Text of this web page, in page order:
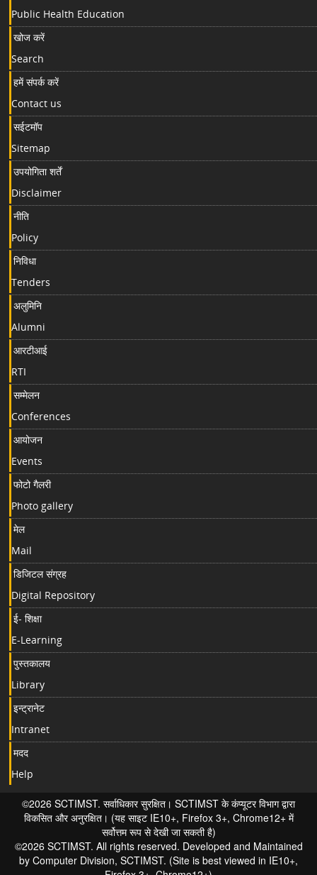
Public Health Education
खोज करें
Search
हमें संपर्क करें
Contact us
सईटमॉप
Sitemap
उपयोगिता शर्तें
Disclaimer
नीति
Policy
निविधा
Tenders
अलुमिनि
Alumni
आरटीआई
RTI
सम्मेलन
Conferences
आयोजन
Events
फोटो गैलरी
Photo gallery
मेल
Mail
डिजिटल संग्रह
Digital Repository
ई- शिक्षा
E-Learning
पुस्तकालय
Library
इन्ट्रानेट
Intranet
मदद
Help
©2026 SCTIMST. सर्वाधिकार सुरक्षित। SCTIMST के कंप्यूटर विभाग द्वारा
विकसित और अनुरक्षित। (यह साइट IE10+, Firefox 3+, Chrome12+ में
सर्वोत्तम रूप से देखी जा सकती है)
©2026 SCTIMST. All rights reserved. Developed and Maintained
by Computer Division, SCTIMST. (Site is best viewed in IE10+,